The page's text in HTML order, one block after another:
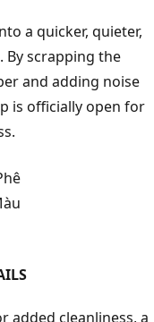
a quicker, quieter,
By scrapping the
and adding noise
is officially open for
added cleanliness, a